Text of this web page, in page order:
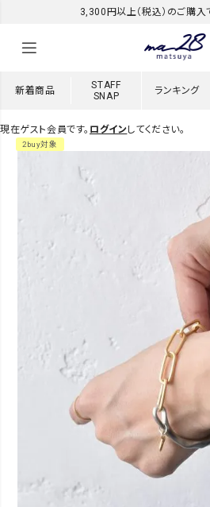
3,300円以上（税込）のご購
新着商品
STAFF
SNAP
ランキング
現在ゲスト会員です。 ログインしてください。
2buy対象